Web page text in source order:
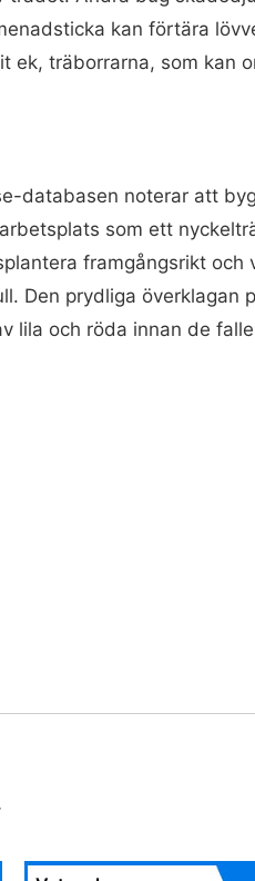
kan förtära
ek, träborrarna, som kan
databasen noterar att
som ett
framgångsrikt och
Den prydliga överklagan
lila och röda innan de